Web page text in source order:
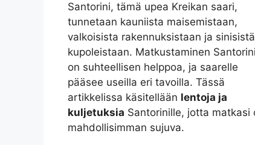
Santorini, tämä upea Kreikan saari,
tunnetaan kauniista maisemistaan,
valkoisista rakennuksistaan ja sinisistä
kupoleistaan. Matkustaminen
on suhteellisen helppoa, ja saarelle
pääsee useilla eri tavoilla. Tässä
artikkelissa käsitellään lentoja ja
kuljetuksia Santorinille, jotta matkasi
mahdollisimman sujuva.